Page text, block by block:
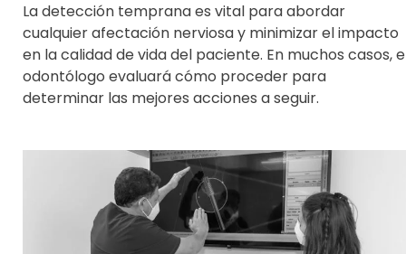
La detección temprana es vital para abordar
cualquier afectación nerviosa y minimizar el impacto
en la calidad de vida del paciente. En muchos casos,
odontólogo evaluará cómo proceder para
determinar las mejores acciones a seguir.